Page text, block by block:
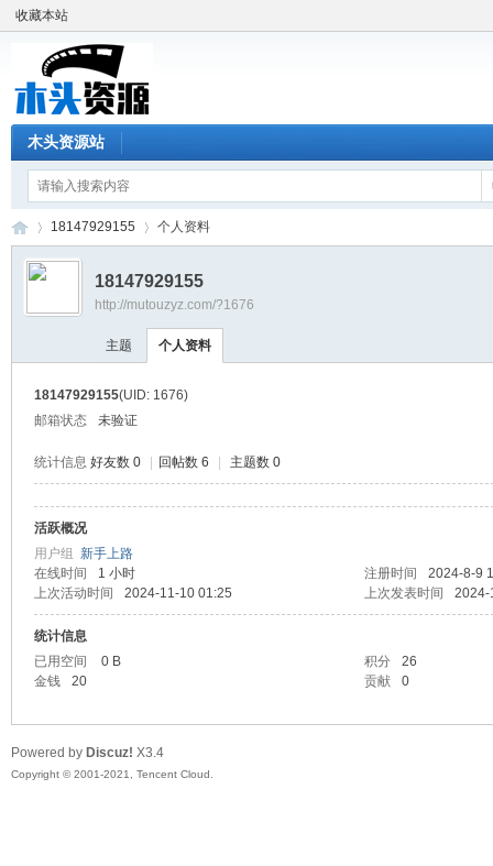
收藏本站
木头资源站
资
›
18147929155 个人资料
18147929155
http://mutouzyz.com/?1676
主题 个人资料
18147929155(UID: 1676)
邮箱状态
未验证
统计信息 好友数 0 回帖数 6 主题数 0
活跃概况
用户组 新手上路
在线时间
1 小时 注册时间
2024-8-9
上次活动时间
2024-11-10 01:25 上次发表时间 2024-
统计信息
已用空间
0 B 积分
26
金钱
20 贡献 0
Powered by Discuz! X3.4
Copyright © 2001-2021, Tencent Cloud.